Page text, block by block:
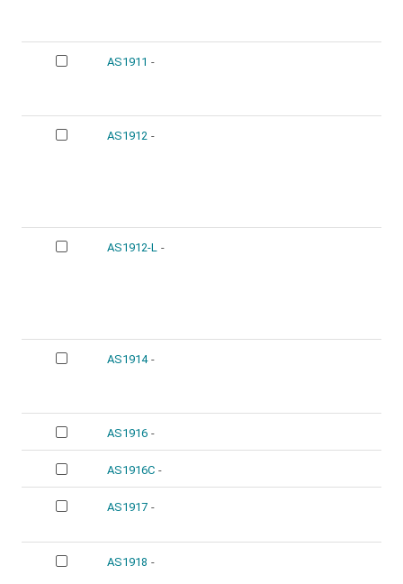
AS1911 -
AS1912 -
AS1912-L -
AS1914 -
AS1916 -
AS1916C -
AS1917 -
AS1918 -